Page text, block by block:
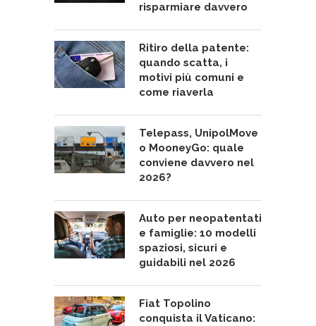
risparmiare davvero
Ritiro della patente:
quando scatta, i
motivi più comuni e
come riaverla
Telepass, UnipolMove
o MooneyGo: quale
conviene davvero nel
2026?
Auto per neopatentati
e famiglie: 10 modelli
spaziosi, sicuri e
guidabili nel 2026
Fiat Topolino
conquista il Vaticano: